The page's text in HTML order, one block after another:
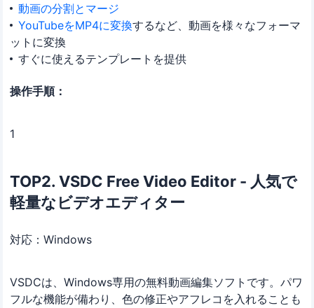
動画の分割とマージ
YouTubeをMP4に変換するなど、動画を様々なフォーマ
ットに変換
すぐに使えるテンプレートを提供
操作手順：
1
TOP2. VSDC Free Video Editor - 人気で
軽量なビデオエディター
対応：Windows
VSDCは、Windows専用の無料動画編集ソフトです。パワ
フルな機能が備わり、色の修正やアフレコを入れることも